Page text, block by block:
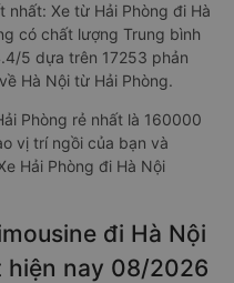
nhất: Xe từ Hải Phòng đi Hà
có chất lượng Trung bình
5 dựa trên 17253 phản
Hà Nội từ Hải Phòng.
Phòng rẻ nhất là 160000
vị trí ngồi của bạn và
Hải Phòng đi Hà Nội
đi Hà Nội
nay 08/2026